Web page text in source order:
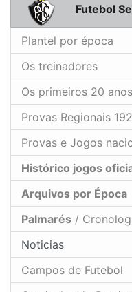
Futebol
Plantel por época
Os treinadores
Os primeiros 20 anos
Provas Regionais
Provas e Jogos
Histórico jogos
Arquivos por Época
Palmarés /
Noticias
Campos de Futebol